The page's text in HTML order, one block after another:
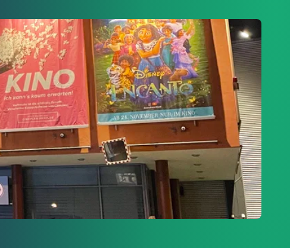
Datenschutzerklärung
Datenschutzeinstellungen